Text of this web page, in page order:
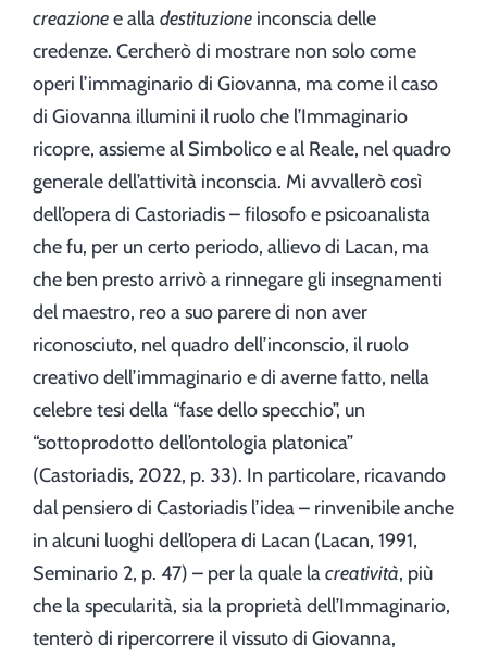
creazionee alladestituzione inconscia delle
credenze. Cercherò di mostrare non solo come
operi l’immaginario di Giovanna, ma come il caso
di Giovanna illumini il ruolo che l’Immaginario
ricopre, assieme al Simbolico e al Reale, nel quadro
generale dell’attività inconscia. Mi avvallerò così
dell’opera di Castoriadis – filosofo e psicoanalista
che fu, per un certo periodo, allievo di Lacan, ma
che ben presto arrivò a rinnegare gli insegnamenti
del maestro, reo a suo parere di non aver
riconosciuto, nel quadro dell’inconscio, il ruolo
creativo dell’immaginario e di averne fatto, nella
celebre tesi della “fase dello specchio”, un
“sottoprodotto dell’ontologia platonica”
(Castoriadis, 2022, p. 33). In particolare, ricavando
dal pensiero di Castoriadis l’idea – rinvenibile anche
in alcuni luoghi dell’opera di Lacan (Lacan, 1991,
Seminario 2, p. 47) – per la quale lacreatività, più
che la specularità, sia la proprietà dell’Immaginario,
tenterò di ripercorrere il vissuto di Giovanna,